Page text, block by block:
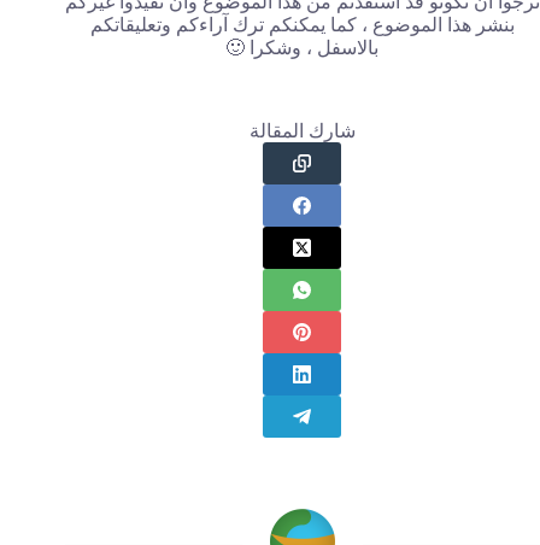
بنشر هذا الموضوع ، كما يمكنكم ترك آراءكم وتعليقاتكم
بالاسفل ، وشكرا 🙂
شارك المقالة